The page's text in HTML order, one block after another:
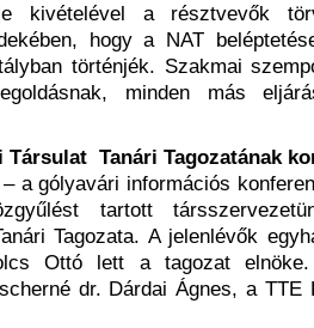
kivételével a résztvevők
hogy a NAT
történjék. Szakmai
minden más
Társulat Tanári Tagozatának
a gólyavári információs
tartott
Tagozata. A jelenlévők
Ottó lett a tagozat
dr. Dárdai Ágnes, a TTE